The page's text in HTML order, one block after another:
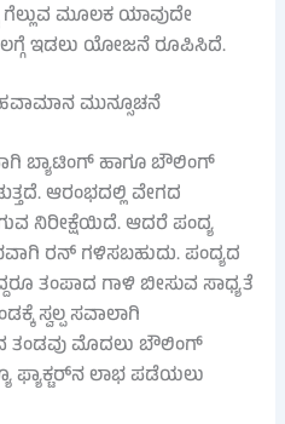
ಮೂಲಕ ಯಾವುದೇ
ಲಗ್ಗೆ ಇಡಲು ಯೋಜನೆ ರೂಪಿಸಿದೆ.
ಮುನ್ಸೂಚನೆ
ಬ್ಯಾಟಿಂಗ್ ಹಾಗೂ ಬೌಲಿಂಗ್
ಆರಂಭದಲ್ಲಿ ವೇಗದ
ನಿರೀಕ್ಷೆಯಿದೆ. ಆದರೆ ಪಂದ್ಯ
ರನ್ ಗಳಿಸಬಹುದು. ಪಂದ್ಯದ
ತಂಪಾದ ಗಾಳಿ ಬೀಸುವ ಸಾಧ್ಯತೆ
ಸ್ವಲ್ಪ ಸವಾಲಾಗಿ
ತಂಡವು ಮೊದಲು ಬೌಲಿಂಗ್
ಫ್ಯಾಕ್ಟರ್‌ನ ಲಾಭ ಪಡೆಯಲು